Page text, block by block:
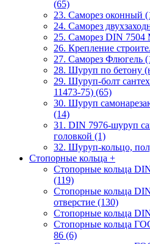
(65)
23. Саморез оконный
24. Саморез
25. Саморез DIN 7504
26. Крепление
27. Саморез Флюгель
28. Шуруп по бетону
29. Шуруп-болт
11473-75) (65)
30. Шуруп
(14)
31. DIN 7976-шуруп
головкой (1)
32. Шуруп-кольцо,
Стопорные кольца +
Стопорные кольца
(119)
Стопорные кольца
отверстие (130)
Стопорные кольца
Стопорные кольца
86 (6)